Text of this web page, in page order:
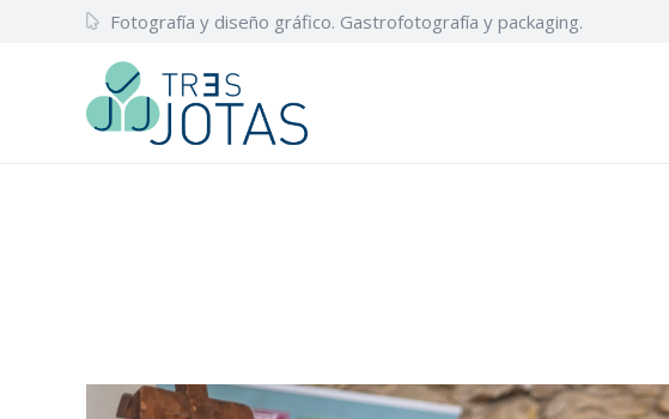
Fotografía y diseño gráfico. Gastrofotografía y packaging.